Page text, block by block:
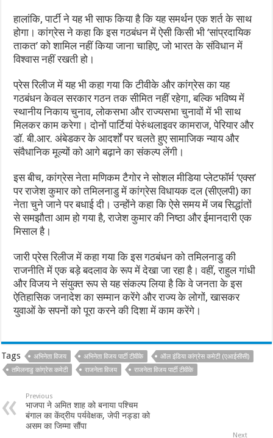
हालांकि, पार्टी ने यह भी साफ किया है कि यह समर्थन एक शर्त के साथ
होगा। कांग्रेस ने कहा कि इस गठबंधन में ऐसी किसी भी ‘सांप्रदायिक
ताकत’ को शामिल नहीं किया जाना चाहिए, जो भारत के संविधान में
विश्वास नहीं रखती हो।
प्रेस रिलीज में यह भी कहा गया कि टीवीके और कांग्रेस का यह
गठबंधन केवल सरकार गठन तक सीमित नहीं रहेगा, बल्कि भविष्य में
स्थानीय निकाय चुनाव, लोकसभा और राज्यसभा चुनावों में भी साथ
मिलकर काम करेगा। दोनों पार्टियां पेरुंथलाइवर कामराज, पेरियार और
डॉ. बी.आर. अंबेडकर के आदर्शों पर चलते हुए सामाजिक न्याय और
संवैधानिक मूल्यों को आगे बढ़ाने का संकल्प लेंगी।
इस बीच, कांग्रेस नेता मणिकम टैगोर ने सोशल मीडिया प्लेटफॉर्म ‘एक्स’
पर राजेश कुमार को तमिलनाडु में कांग्रेस विधायक दल (सीएलपी) का
नेता चुने जाने पर बधाई दी। उन्होंने कहा कि ऐसे समय में जब सिद्धांतों
से समझौता आम हो गया है, राजेश कुमार की निष्ठा और ईमानदारी एक
मिसाल है।
जारी प्रेस रिलीज में कहा गया कि इस गठबंधन को तमिलनाडु की
राजनीति में एक बड़े बदलाव के रूप में देखा जा रहा है। वहीं, राहुल गांधी
और विजय ने संयुक्त रूप से यह संकल्प लिया है कि वे जनता के इस
ऐतिहासिक जनादेश का सम्मान करेंगे और राज्य के लोगों, खासकर
युवाओं के सपनों को पूरा करने की दिशा में काम करेंगे।
Tags अभिनेता विजय अभिनेता विजय पार्टी टीवीके
ऑल इंडिया कांग्रेस कमेटी (एआईसीसी)
तमिलनाडु कांग्रेस कमेटी
राजनेता विजय राजनेता विजय पार्टी टीवीके
Previous
भाजपा ने अमित शाह को बनाया पश्चिम
बंगाल का केंद्रीय पर्यवेक्षक, जेपी नड्डा को
असम का जिम्मा सौंपा
Next